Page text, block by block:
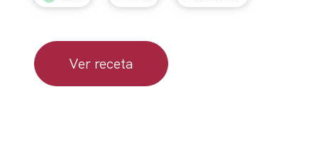
Ver receta